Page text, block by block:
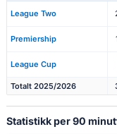
League Two
Premiership
League Cup
Totalt 2025/2026
Statistikk per 90